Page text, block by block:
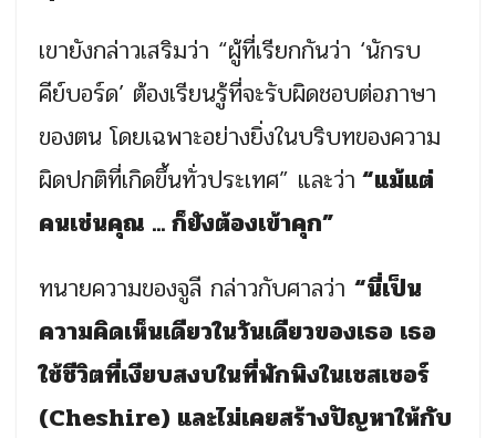
เขายังกล่าวเสริมว่า “ผู้ที่เรียกกันว่า ‘นักรบ
คีย์บอร์ด’ ต้องเรียนรู้ที่จะรับผิดชอบต่อภาษา
ของตน โดยเฉพาะอย่างยิ่งในบริบทของความ
ผิดปกติที่เกิดขึ้นทั่วประเทศ” และว่า “แม้แต่
คนเช่นคุณ ... ก็ยังต้องเข้าคุก”
ทนายความของจูลี กล่าวกับศาลว่า “นี่เป็น
ความคิดเห็นเดียวในวันเดียวของเธอ เธอ
ใช้ชีวิตที่เงียบสงบในที่พักพิงในเชสเชอร์
(Cheshire) และไม่เคยสร้างปัญหาให้กับ